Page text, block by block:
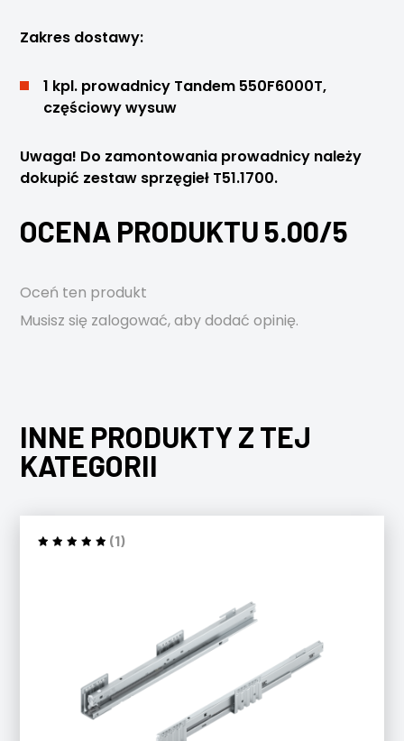
Zakres dostawy:
1 kpl. prowadnicy Tandem 550F6000T,
częściowy wysuw
Uwaga! Do zamontowania prowadnicy należy
dokupić zestaw sprzęgieł T51.1700.
OCENA PRODUKTU 5.00/5
Oceń ten produkt
Musisz się zalogować, aby dodać opinię.
INNE PRODUKTY Z TEJ
KATEGORII
(1)